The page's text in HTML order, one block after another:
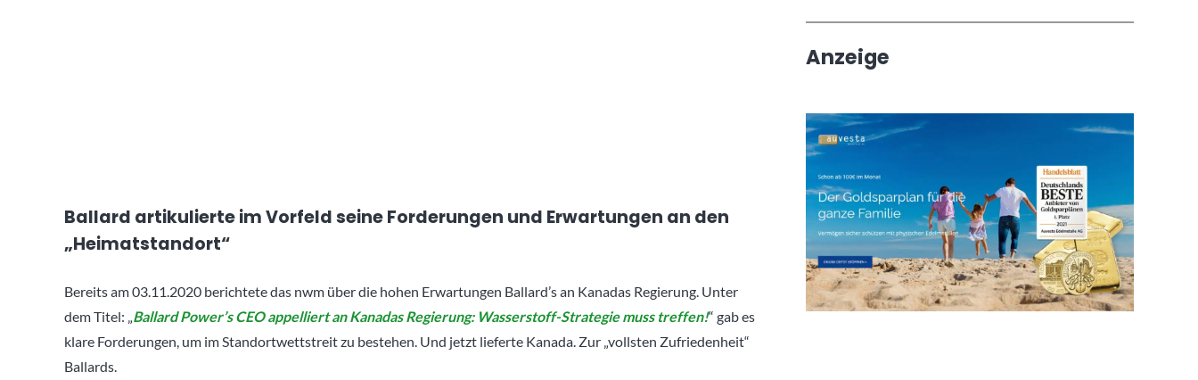
Ballard artikulierte im Vorfeld seine Forderungen und Erwartungen an den
„Heimatstandort“
Bereits am 03.11.2020 berichtete das nwm über die hohen Erwartungen Ballard’s an Kanadas Regierung. Unter
dem Titel: „Ballard Power’s CEO appelliert an Kanadas Regierung: Wasserstoff-Strategie muss treffen!“ gab es
klare Forderungen, um im Standortwettstreit zu bestehen. Und jetzt lieferte Kanada. Zur „vollsten Zufriedenheit“
Ballards.
Trendthemen
Anzeige